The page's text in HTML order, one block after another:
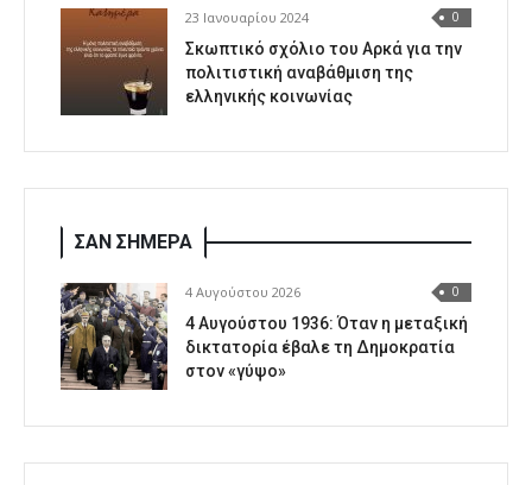
23 Ιανουαρίου 2024 0
Σκωπτικό σχόλιο του Αρκά για την
πολιτιστική αναβάθμιση της
ελληνικής κοινωνίας
ΣΑΝ ΣΗΜΕΡΑ
4 Αυγούστου 2026 0
4 Αυγούστου 1936: Όταν η μεταξική
δικτατορία έβαλε τη Δημοκρατία
στον «γύψο»